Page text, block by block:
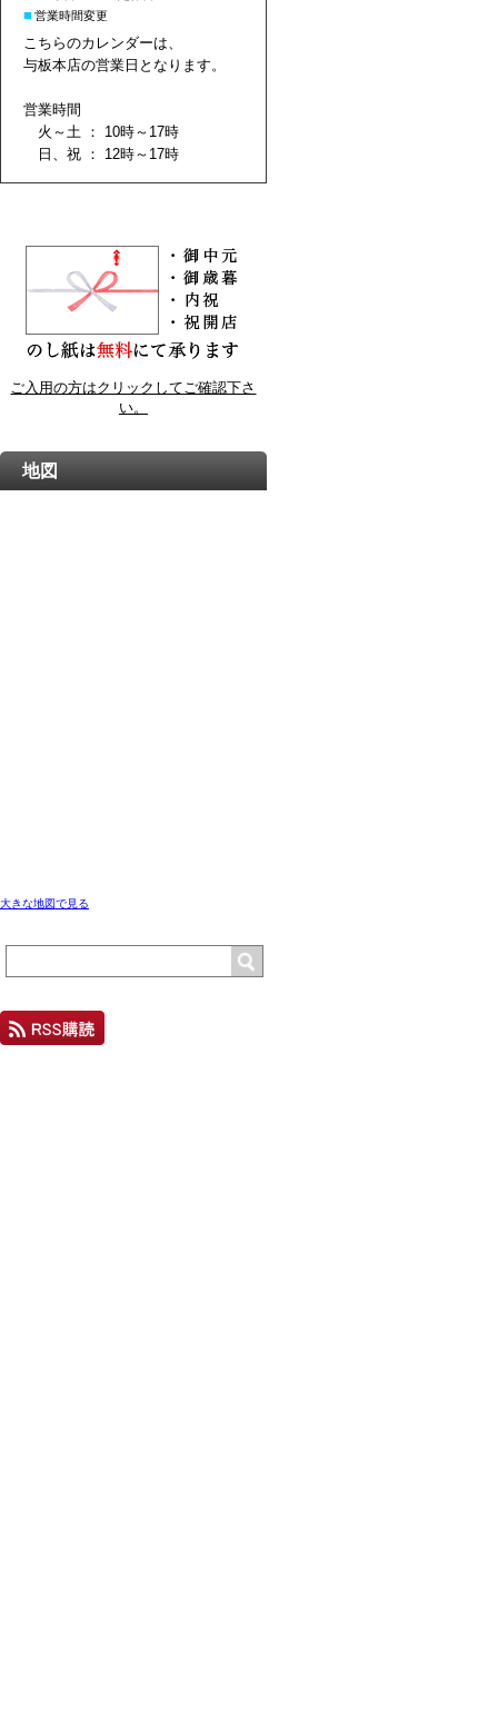
■ 営業時間変更
こちらのカレンダーは、
与板本店の営業日となります。
営業時間
火～土 ： 10時～17時
日、祝 ： 12時～17時
ご入用の方はクリックしてご確認下さ
い。
地図
大きな地図で見る